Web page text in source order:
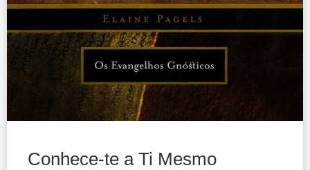
Conhece-te a Ti Mesmo